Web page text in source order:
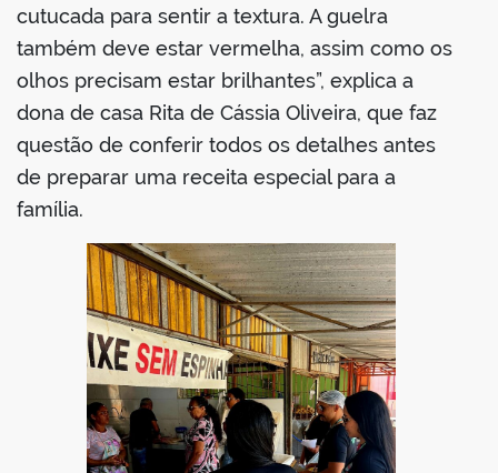
cutucada para sentir a textura. A guelra
também deve estar vermelha, assim como os
olhos precisam estar brilhantes”, explica a
dona de casa Rita de Cássia Oliveira, que faz
questão de conferir todos os detalhes antes
de preparar uma receita especial para a
família.